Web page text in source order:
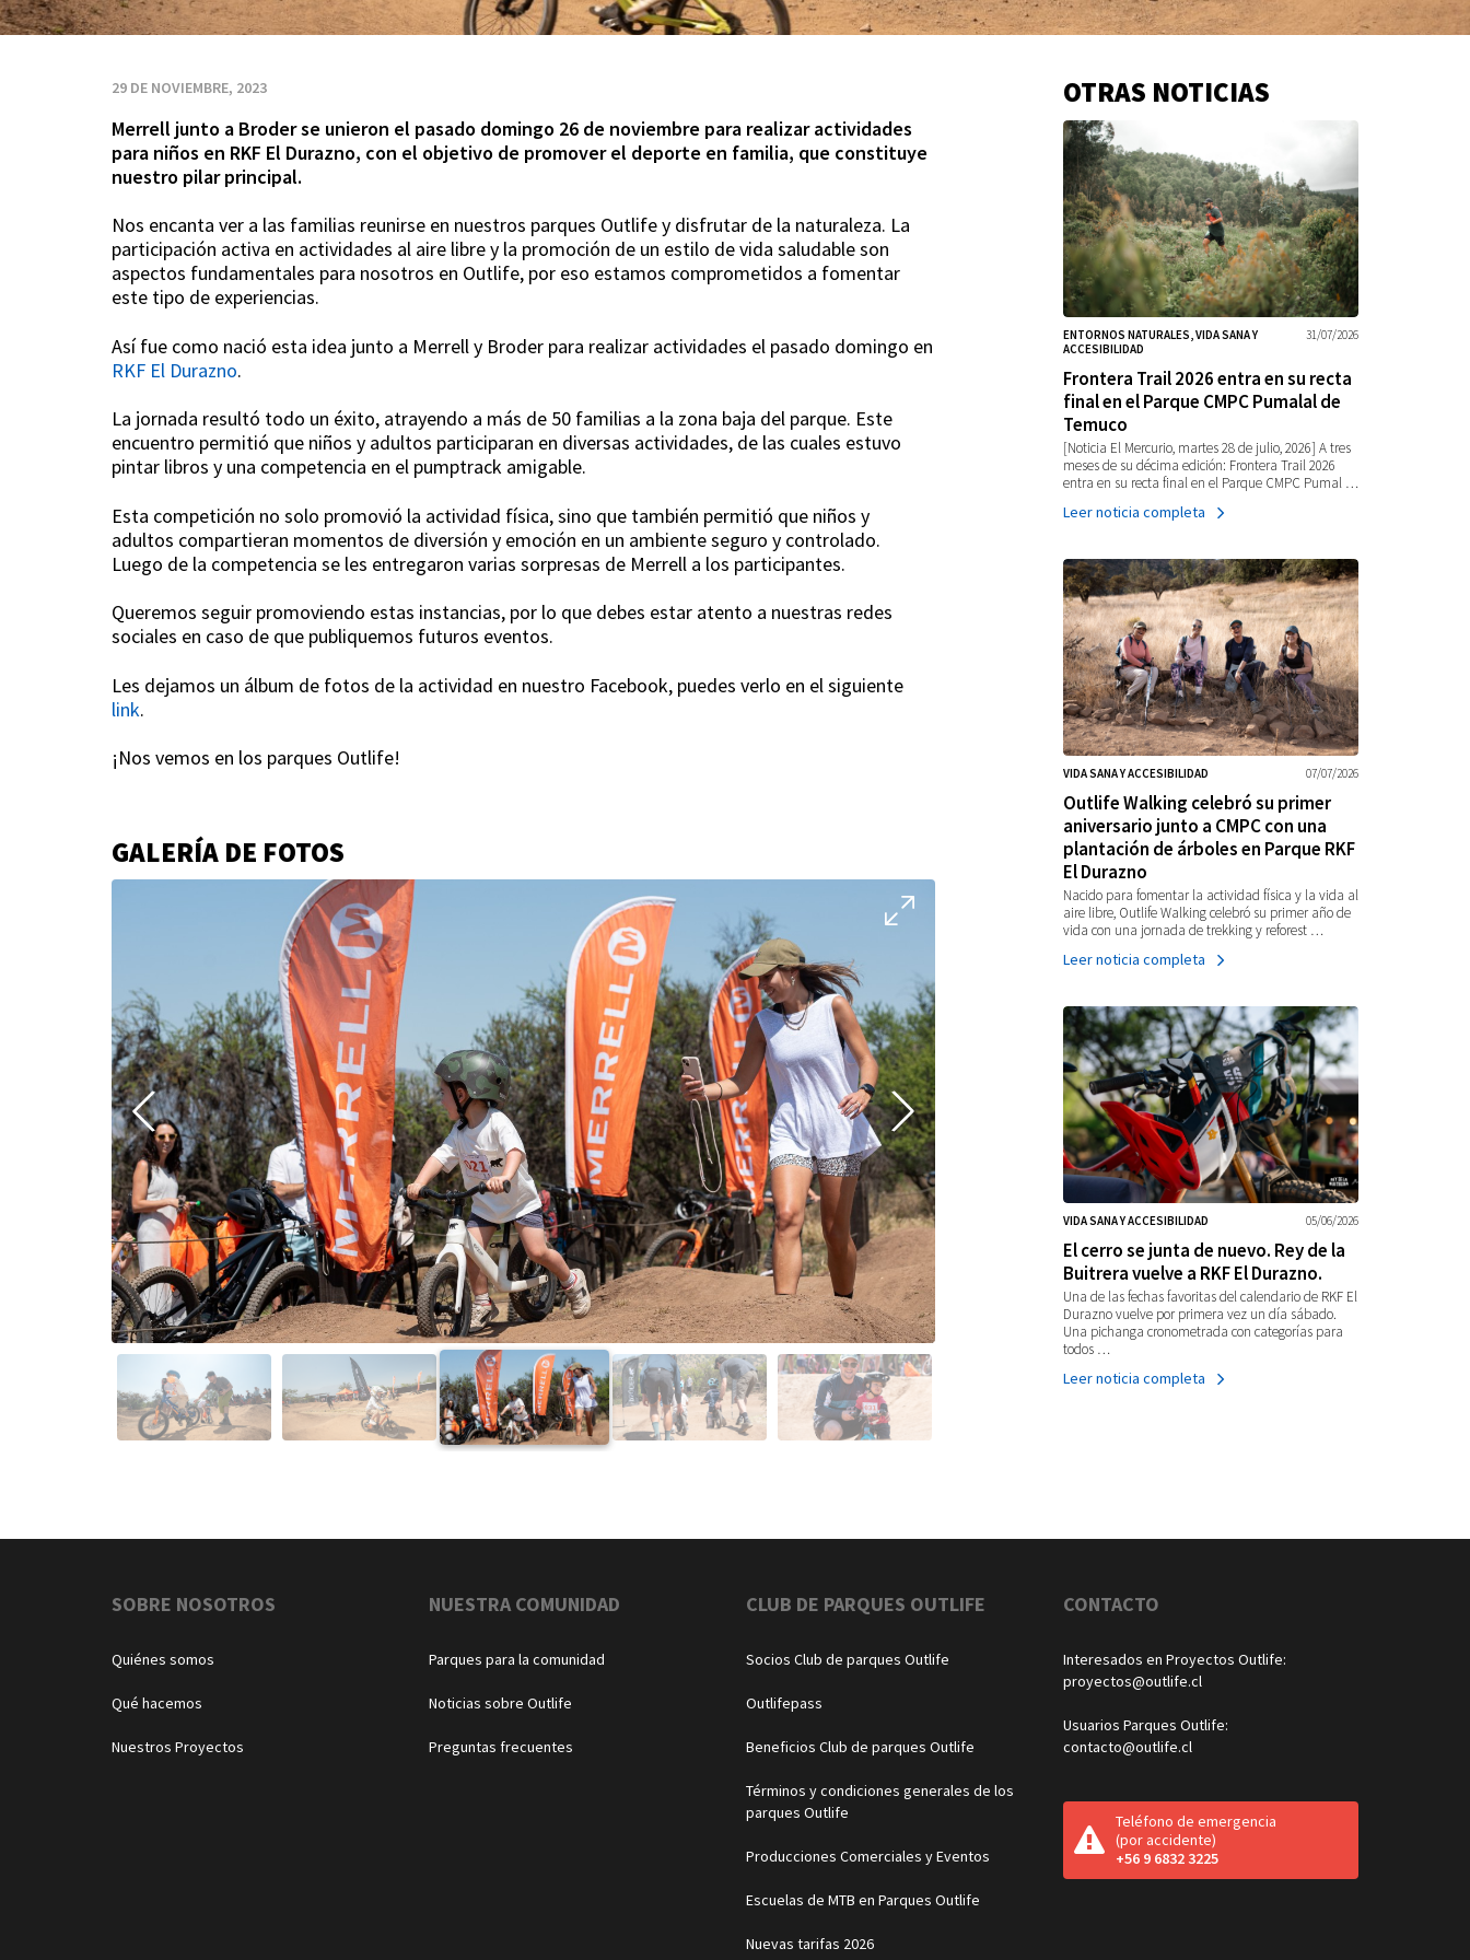
Merrell
29 DE NOVIEMBRE, 2023
Merrell junto a Broder se unieron el pasado domingo 26 de noviembre para realizar actividades
para niños en RKF El Durazno, con el objetivo de promover el deporte en familia, que constituye
nuestro pilar principal.
Nos encanta ver a las familias reunirse en nuestros parques Outlife y disfrutar de la naturaleza. La
participación activa en actividades al aire libre y la promoción de un estilo de vida saludable son
aspectos fundamentales para nosotros en Outlife, por eso estamos comprometidos a fomentar
este tipo de experiencias.
Así fue como nació esta idea junto a Merrell y Broder para realizar actividades el pasado domingo en
RKF El Durazno.
La jornada resultó todo un éxito, atrayendo a más de 50 familias a la zona baja del parque. Este
encuentro permitió que niños y adultos participaran en diversas actividades, de las cuales estuvo
pintar libros y una competencia en el pumptrack amigable.
Esta competición no solo promovió la actividad física, sino que también permitió que niños y
adultos compartieran momentos de diversión y emoción en un ambiente seguro y controlado.
Luego de la competencia se les entregaron varias sorpresas de Merrell a los participantes.
Queremos seguir promoviendo estas instancias, por lo que debes estar atento a nuestras redes
sociales en caso de que publiquemos futuros eventos.
Les dejamos un álbum de fotos de la actividad en nuestro Facebook, puedes verlo en el siguiente
link.
¡Nos vemos en los parques Outlife!
GALERÍA DE FOTOS
Información
adicional
OTRAS NOTICIAS
31/07/2026
ENTORNOS NATURALES, VIDA SANA Y
ACCESIBILIDAD
Frontera Trail 2026 entra en su recta
final en el Parque CMPC Pumalal de
Temuco
[Noticia El Mercurio, martes 28 de julio, 2026] A tres
meses de su décima edición: Frontera Trail 2026
entra en su recta final en el Parque CMPC Pumal …
Leer noticia completa
07/07/2026
VIDA SANA Y ACCESIBILIDAD
Outlife Walking celebró su primer
aniversario junto a CMPC con una
plantación de árboles en Parque RKF
El Durazno
Nacido para fomentar la actividad física y la vida al
aire libre, Outlife Walking celebró su primer año de
vida con una jornada de trekking y reforest …
Leer noticia completa
05/06/2026
VIDA SANA Y ACCESIBILIDAD
El cerro se junta de nuevo. Rey de la
Buitrera vuelve a RKF El Durazno.
Una de las fechas favoritas del calendario de RKF El
Durazno vuelve por primera vez un día sábado.
Una pichanga cronometrada con categorías para
todos …
Leer noticia completa
NavegaciónSOBRE NOSOTROS
Quiénes somos
Qué hacemos
Nuestros Proyectos
NUESTRA COMUNIDAD
Parques para la comunidad
Noticias sobre Outlife
Preguntas frecuentes
CLUB DE PARQUES OUTLIFE
Socios Club de parques Outlife
Outlifepass
Beneficios Club de parques Outlife
Términos y condiciones generales de los
parques Outlife
Producciones Comerciales y Eventos
Escuelas de MTB en Parques Outlife
Nuevas tarifas 2026
CONTACTO
Interesados en Proyectos Outlife:
proyectos@outlife.cl
Usuarios Parques Outlife:
contacto@outlife.cl
Teléfono de emergencia
(por accidente)
+56 9 6832 3225